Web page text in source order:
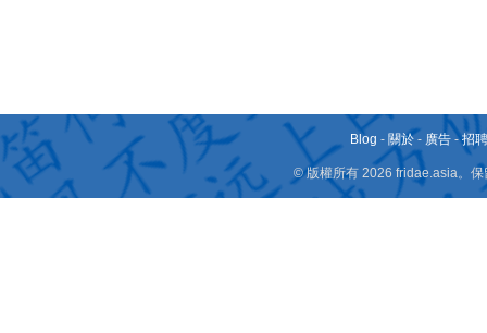
Blog - 關於 - 廣告 -招
© 版權所有 2026 fridae.asia。